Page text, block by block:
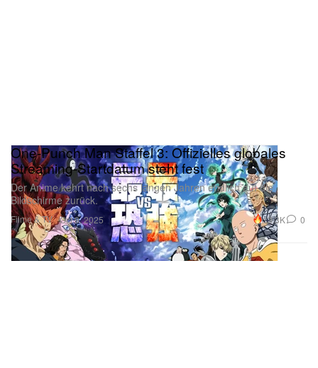
Filme & TV
One-Punch Man Staffel 3: Offizielles globales
Streaming-Startdatum steht fest
Der Anime kehrt nach sechs langen Jahren endlich auf die
Bildschirme zurück.
Oct 9, 2025 13.3K 0